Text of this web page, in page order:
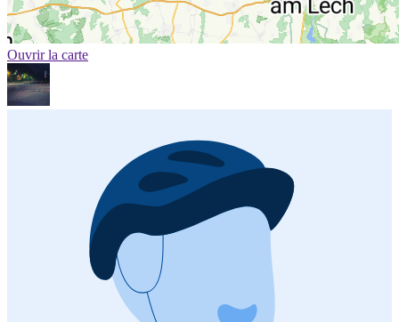
Ouvrir la carte